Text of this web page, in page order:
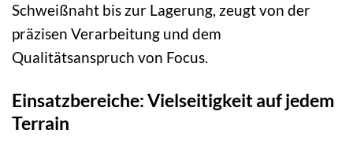
Schweißnaht bis zur Lagerung, zeugt von der
präzisen Verarbeitung und dem
Qualitätsanspruch von Focus.
Einsatzbereiche: Vielseitigkeit auf jedem
Terrain